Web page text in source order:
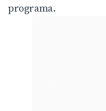
programa.